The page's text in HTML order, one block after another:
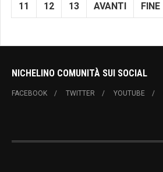
11 12 13 AVANTI FINE
NICHELINO COMUNITÀ SUI SOCIAL
FACEBOOK TWITTER YOUTUBE